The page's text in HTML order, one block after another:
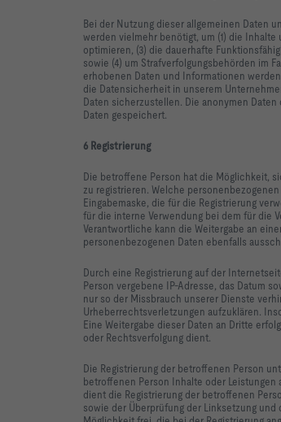
Bei der Nutzung dieser allgemeinen Daten
werden vielmehr benötigt, um (1) die
optimieren, (3) die dauerhafte
sowie (4) um Strafverfolgungsbehörden im
erhobenen Daten und Informationen
die Datensicherheit in unserem
Daten sicherzustellen. Die anonymen
Daten gespeichert.
6 Registrierung
Die betroffene Person hat die Möglichkeit,
zu registrieren. Welche
Eingabemaske, die für die Registrierung
für die interne Verwendung bei dem für die
Verantwortliche kann die Weitergabe an
personenbezogenen Daten ebenfalls
Durch eine Registrierung auf der
Person vergebene IP-Adresse, das Datum
nur so der Missbrauch unserer Dienste
Urheberrechtsverletzungen aufzuklären.
Eine Weitergabe dieser Daten an Dritte
oder Rechtsverfolgung dient.
Die Registrierung der betroffenen Person
betroffenen Person Inhalte oder
dient die Registrierung der betroffenen
sowie der Überprüfung der Linksetzung